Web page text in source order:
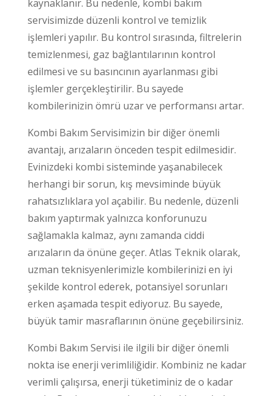
kaynaklanır. Bu nedenle, kombi bakım
servisimizde düzenli kontrol ve temizlik
işlemleri yapılır. Bu kontrol sırasında, filtrelerin
temizlenmesi, gaz bağlantılarının kontrol
edilmesi ve su basıncının ayarlanması gibi
işlemler gerçekleştirilir. Bu sayede
kombilerinizin ömrü uzar ve performansı artar.
Kombi Bakım Servisimizin bir diğer önemli
avantajı, arızaların önceden tespit edilmesidir.
Evinizdeki kombi sisteminde yaşanabilecek
herhangi bir sorun, kış mevsiminde büyük
rahatsızlıklara yol açabilir. Bu nedenle, düzenli
bakım yaptırmak yalnızca konforunuzu
sağlamakla kalmaz, aynı zamanda ciddi
arızaların da önüne geçer. Atlas Teknik olarak,
uzman teknisyenlerimizle kombilerinizi en iyi
şekilde kontrol ederek, potansiyel sorunları
erken aşamada tespit ediyoruz. Bu sayede,
büyük tamir masraflarının önüne geçebilirsiniz.
Kombi Bakım Servisi ile ilgili bir diğer önemli
nokta ise enerji verimliliğidir. Kombiniz ne kadar
verimli çalışırsa, enerji tüketiminiz de o kadar